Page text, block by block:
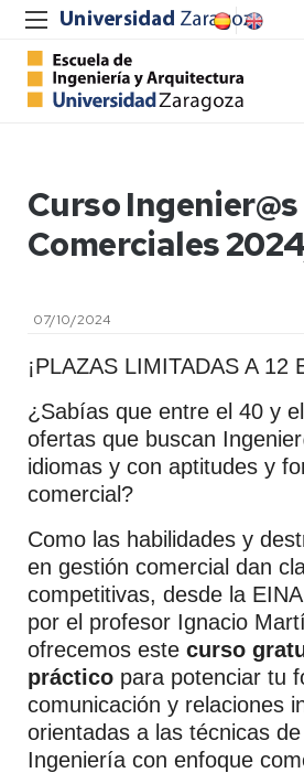
Curso Ingenier@s
Comerciales
07/10/2024
¡PLAZAS LIMITADAS A 12
¿Sabías que entre el 40 y
ofertas que buscan
idiomas y con aptitudes y
comercial?
Como las habilidades y
en gestión comercial dan
competitivas, desde la
por el profesor Ignacio
ofrecemos este curso
práctico para potenciar tu
comunicación y relaciones
orientadas a las técnicas
Ingeniería con enfoque